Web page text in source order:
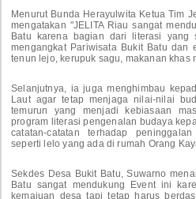
Menurut Bunda Herayulwita Ketua Tim
mengatakan "JELITA Riau sangat
Batu karena bagian dari literasi yang
mengangkat Pariwisata Bukit Batu dan
tenun lejo, kerupuk sagu, makanan khas
Selanjutnya, ia juga menghimbau
Laut agar tetap menjaga nilai-nilai
temurun yang menjadi kebiasaan
program literasi pengenalan budaya
catatan-catatan terhadap
seperti lelo yang ada di rumah Orang
Sekdes Desa Bukit Batu, Suwarno
Batu sangat mendukung Event ini
kemajuan desa tapi tetap harus